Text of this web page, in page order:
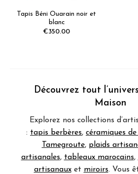
Tapis Béni Ouarain noir et
blanc
€350.00
Découvrez tout
Maison
Explorez nos collections
: tapis berbères, céramiques de
Tamegroute, plaids
artisanales, tableaux marocains,
artisanauxet miroirs. Vous